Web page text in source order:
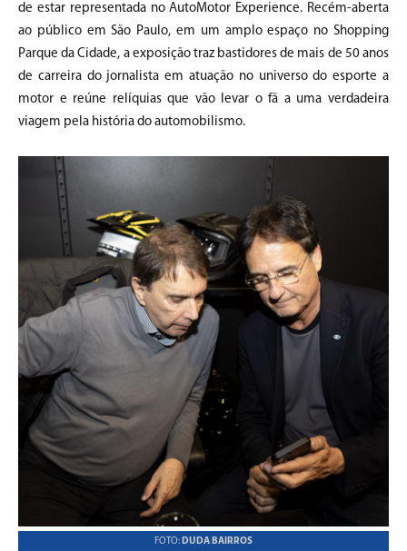
de estar representada no AutoMotor Experience. Recém-aberta
ao público em São Paulo, em um amplo espaço no Shopping
Parque da Cidade, a exposição traz bastidores de mais de 50 anos
de carreira do jornalista em atuação no universo do esporte a
motor e reúne relíquias que vão levar o fã a uma verdadeira
viagem pela história do automobilismo.
FOTO: DUDA BAIRROS